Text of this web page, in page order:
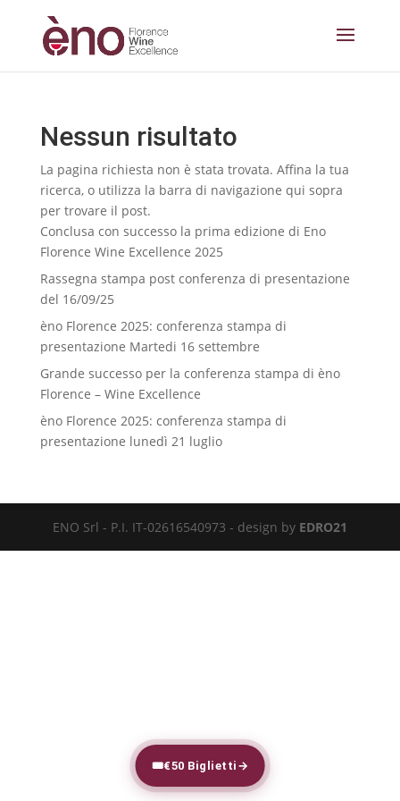
Nessun risultato
La pagina richiesta non è stata trovata. Affina la tua
ricerca, o utilizza la barra di navigazione qui sopra
per trovare il post.
Conclusa con successo la prima edizione di Eno
Florence Wine Excellence 2025
Rassegna stampa post conferenza di presentazione
del 16/09/25
èno Florence 2025: conferenza stampa di
presentazione Martedi 16 settembre
Grande successo per la conferenza stampa di èno
Florence – Wine Excellence
èno Florence 2025: conferenza stampa di
presentazione lunedì 21 luglio
ENO Srl - P.I. IT-02616540973 - design by EDRO21
🎟€50 Biglietti →